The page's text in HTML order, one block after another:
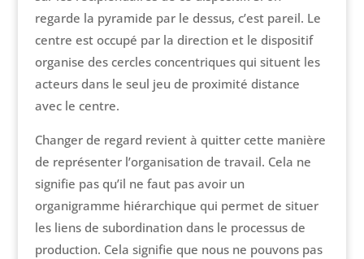
regarde la pyramide par le dessus, c’est pareil. Le
centre est occupé par la direction et le dispositif
organise des cercles concentriques qui situent les
acteurs dans le seul jeu de proximité distance
avec le centre.
Changer de regard revient à quitter cette manière
de représenter l’organisation de travail. Cela ne
signifie pas qu’il ne faut pas avoir un
organigramme hiérarchique qui permet de situer
les liens de subordination dans le processus de
production. Cela signifie que nous ne pouvons pas